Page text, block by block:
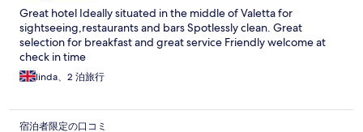
Great hotel Ideally situated in the middle of Valetta for
sightseeing,restaurants and bars Spotlessly clean. Great
selection for breakfast and great service Friendly welcome at
check in time
linda、2 泊旅行
宿泊者限定の口コミ